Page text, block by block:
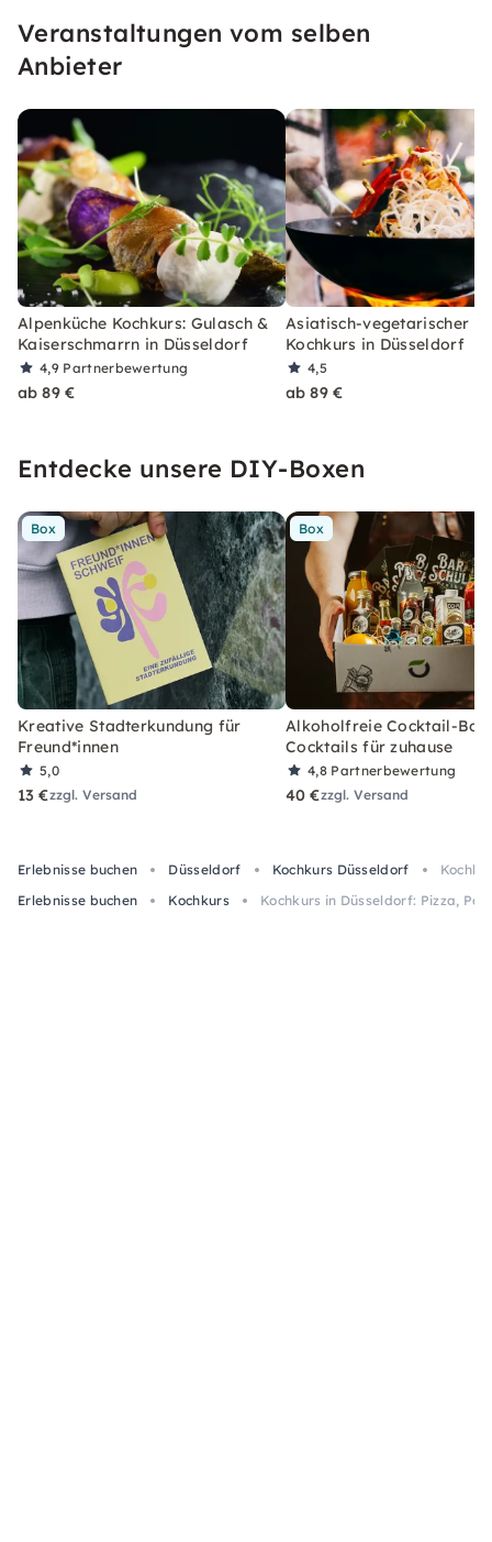
oder gar mit einem Festtagsbraten glänzen.
Veranstaltungen vom selben
Anbieter
Alpenküche Kochkurs: Gulasch &
Kaiserschmarrn in Düsseldorf
4,9 Partnerbewertung
ab 89 €
Asiatisch-vegetarischer
Kochkurs in Düsseldorf
4,5
ab 89 €
Entdecke unsere DIY-Boxen
Box
Kreative Stadterkundung für
Freund*innen
5,0
13 €zzgl. Versand
Box
Alkoholfreie Cocktail-Box
Cocktails für zuhause
4,8 Partnerbewertung
40 €zzgl. Versand
Erlebnisse buchen Düsseldorf Kochkurs Düsseldorf
Erlebnisse buchen
Kochkurs Kochkurs in Düsseldorf: Pizza,